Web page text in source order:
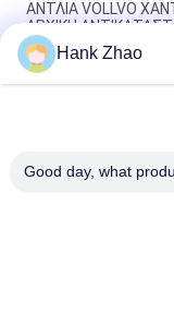
ΑΝΤΛΙΑ VOLLVO
ΑΡΧΙΚΗ
ΑΝΤΛΙΑ VOLLVO
ΑΡΧΙΚΗ
ΒΟΛΛΒΟ
Hank Zhao
Good day, what